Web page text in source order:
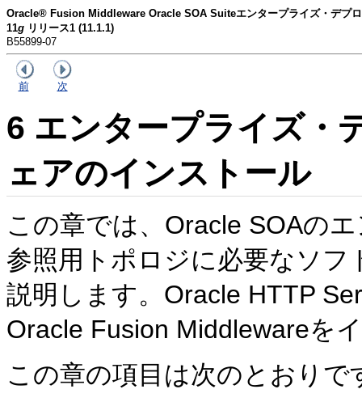
Oracle® Fusion Middleware Oracle SOA Suiteエンタープライズ・デプ
11g リリース1 (11.1.1)
B55899-07
前 次
6 エンタープライズ・
ェアのインストール
この章では、Oracle SOAの
参照用トポロジに必要なソ
説明します。Oracle HTTP
Oracle Fusion Middlewareを
この章の項目は次のとおりで